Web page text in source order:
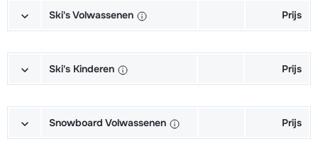
Ski's Volwassenen Prijs
Schoenen + Stokken (6/7 dagen)
van week
Stokken (6/7 dagen)
van week
Ski's Kinderen Prijs
Schoenen + Stokken (6/7 dagen)
van week
Snowboard Volwassenen Prijs